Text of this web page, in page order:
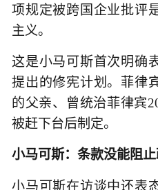
项规定被跨国企业批评
主义。
这是小马可斯首次明确
提出的修宪计划。菲律
的父亲、曾统治菲律宾
被赶下台后制定。
小马可斯：条款没能阻
小马可斯在访谈中还表